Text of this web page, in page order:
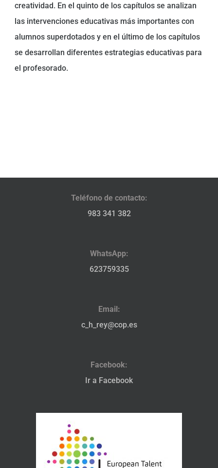
creatividad. En el quinto de los capítulos se analizan
las intervenciones educativas más importantes con
alumnos superdotados y en el último de los capítulos
se desarrollan diferentes estrategias educativas para
el profesorado.
Teléfono de contacto:
983 341 382
WhatsApp:
623759335
Email:
c_h_rey@cop.es
Facebook:
Ir a Facebook